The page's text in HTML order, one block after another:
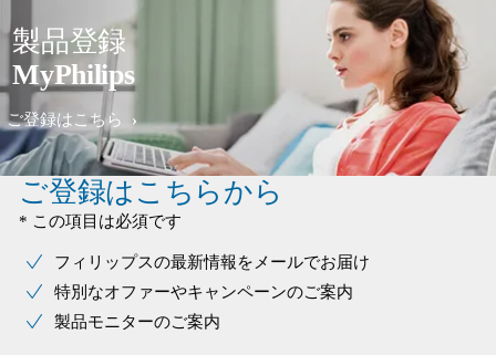
製品登録
MyPhilips
ご登録はこちら
ご登録はこちらから
* この項目は必須です
フィリップスの最新情報をメールでお届け
特別なオファーやキャンペーンのご案内
製品モニターのご案内